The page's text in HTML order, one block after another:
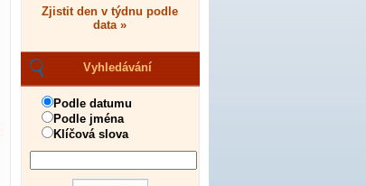
Zjistit den v týdnu podle
data »
Vyhledávání
Podle datumu
Podle jména
Klíčová slova